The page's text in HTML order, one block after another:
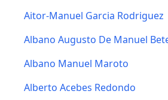
Aitor-Manuel Garcia Rodriguez
Albano Augusto De Manuel
Albano Manuel Maroto
Alberto Acebes Redondo